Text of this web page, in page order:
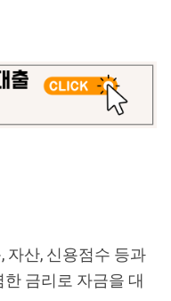
자산, 신용점수 등과
금리로 자금을 대